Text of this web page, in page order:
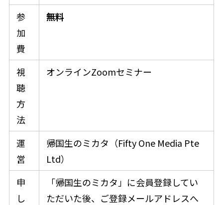
参
加
費
無料
視
聴
方
法
オンラインZoomセミナー
運
営
帰国生のミカタ（Fifty One Media Pte
Ltd）
申
し
「帰国生のミカタ」に会員登録してい
ただいた後、ご登録メールアドレスへ